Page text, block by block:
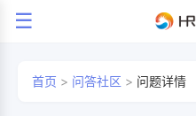
☰
首页 > 问答社区 > 问题详情